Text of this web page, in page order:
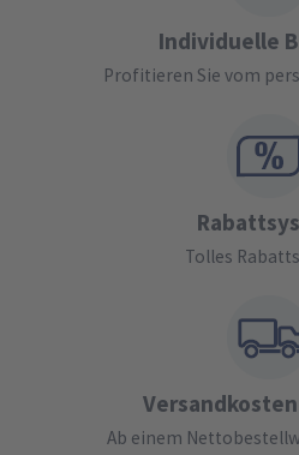
Individuelle
Profitieren Sie vom
Tolles
Ab einem